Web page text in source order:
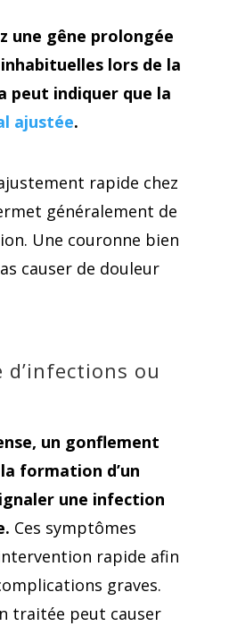
une gêne prolongée
lors de la
peut indiquer que la
ajustée.
rapide chez
généralement de
Une couronne bien
causer de douleur
d’infections ou
un gonflement
formation d’un
une infection
Ces symptômes
rapide afin
graves.
traitée peut causer